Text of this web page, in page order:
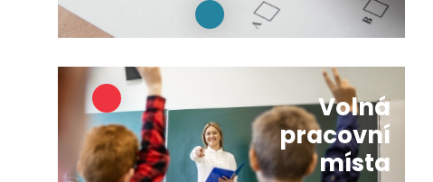
Volná
pracovní
místa